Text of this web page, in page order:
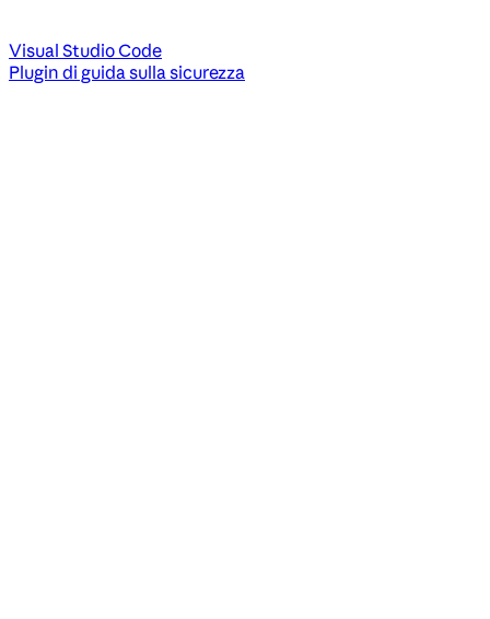
Visual Studio Code
Plugin di guida sulla sicurezza